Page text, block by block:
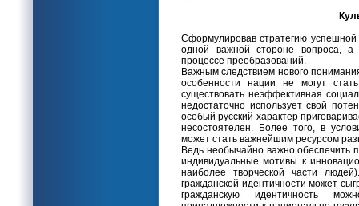
Сформулировав стратегию
одной важной стороне вопроса, а
процессе преобразований.
Важным следствием нового
особенности нации не могут
существовать неэффективная
недостаточно использует свой
особый русский характер
несостоятелен. Более того, в
может стать важнейшим ресурсом
Ведь необычайно важно обеспечить
индивидуальные мотивы к
наиболее творческой части
гражданской идентичности может
гражданскую идентичность